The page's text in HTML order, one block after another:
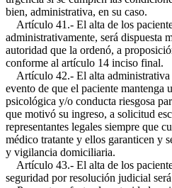
bien, administrativa, en su caso.
Artículo 41.- El alta de los
administrativamente, será dispuesta
autoridad que la ordenó, a
conforme al artículo 14 inciso final.
Artículo 42.- El alta administrativa
evento de que el paciente mantenga
psicológica y/o conducta riesgosa
que motivó su ingreso, a solicitud
representantes legales siempre que
médico tratante y ellos garanticen y
y vigilancia domiciliaria.
Artículo 43.- El alta de los
seguridad por resolución judicial